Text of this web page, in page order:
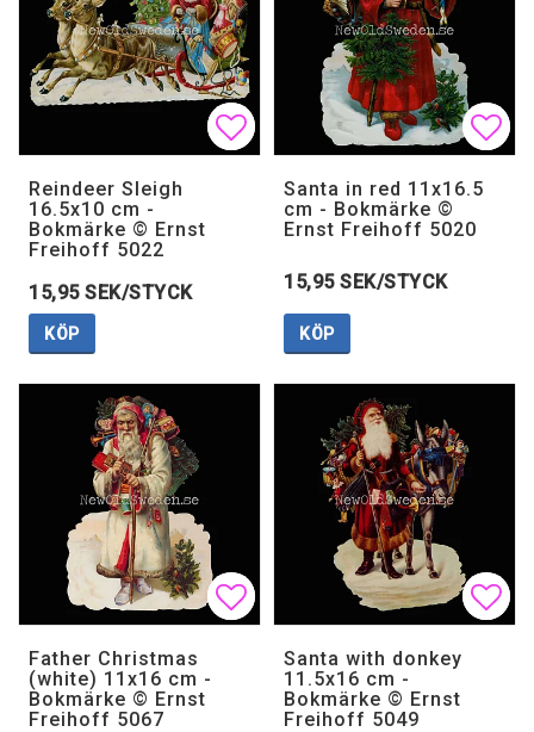
Lägg till i favoritlistan
Lägg till i favoritlistan
Reindeer Sleigh
16.5x10 cm -
Bokmärke © Ernst
Freihoff 5022
15,95 SEK/STYCK
KÖP
Santa in red 11x16.5
cm - Bokmärke ©
Ernst Freihoff 5020
15,95 SEK/STYCK
KÖP
Lägg till i favoritlistan
Lägg till i favoritlistan
Father Christmas
(white) 11x16 cm -
Bokmärke © Ernst
Freihoff 5067
Santa with donkey
11.5x16 cm -
Bokmärke © Ernst
Freihoff 5049